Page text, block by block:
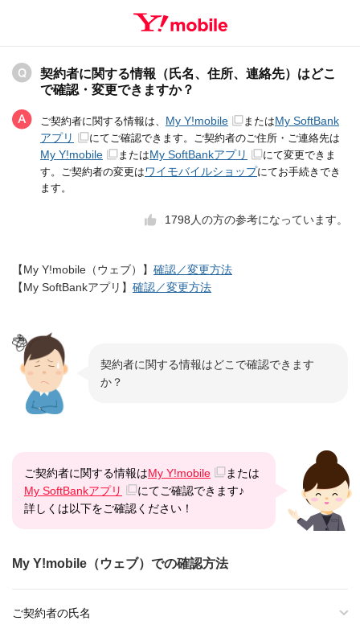
契約者に関する情報（氏名、住所、連絡先）はどこ
で確認・変更できますか？
ご契約者に関する情報は、 My Y!mobile またはMy SoftBank
アプリ
にてご確認できます。ご契約者のご住所・ご連絡先は
My Y!mobile またはMy SoftBankアプリ
にて変更できま
す。ご契約者の変更はワイモバイルショップにてお手続きでき
ます。
1798 人の方の参考になっています。
【My Y!mobile（ウェブ）】 確認／変更方法
【My SoftBankアプリ】 確認／変更方法
契約者に関する情報はどこで確認できます
か？
ご契約者に関する情報はMy Y!mobile
または
My SoftBankアプリ
にてご確認できます♪
詳しくは以下をご確認ください！
My Y!mobile（ウェブ）での確認方法
ご契約者の氏名